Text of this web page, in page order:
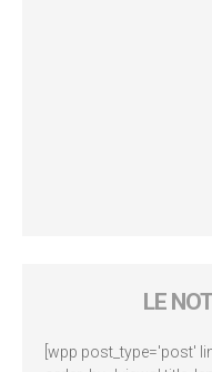
LE
[wpp post_type='post'